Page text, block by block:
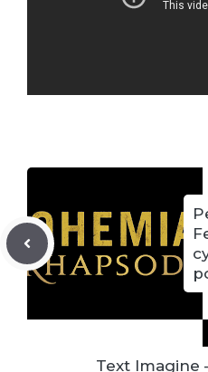
Text Imagine